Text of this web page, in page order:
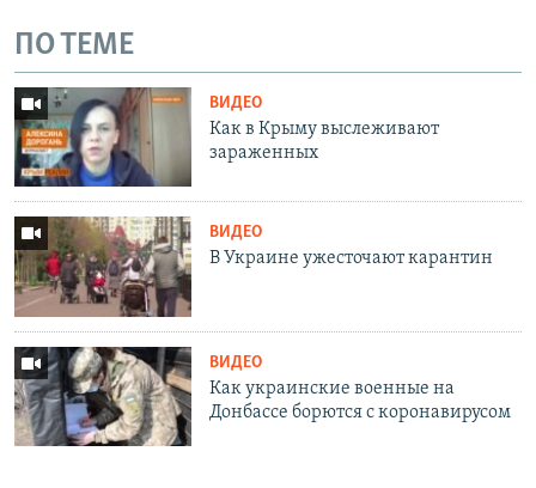
ПО ТЕМЕ
ВИДЕО
Как в Крыму выслеживают
зараженных
ВИДЕО
В Украине ужесточают карантин
ВИДЕО
Как украинские военные на
Донбассе борются с коронавирусом